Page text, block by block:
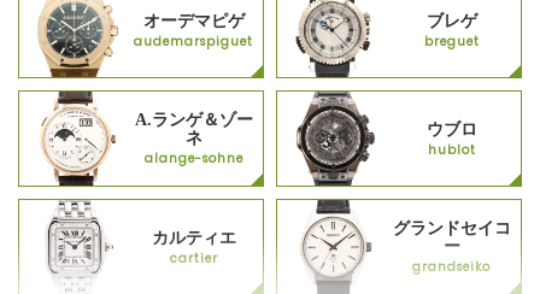
オーデマピゲ
audemarspiguet
ブレゲ
breguet
A.ランゲ＆ゾー
ネ
alange-sohne
ウブロ
hublot
カルティエ
cartier
グランドセイコ
ー
grandseiko